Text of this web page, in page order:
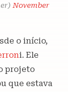
November
o início,
i. Ele
projeto
que estava